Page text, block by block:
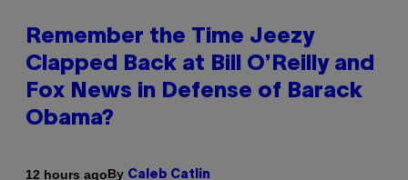
Remember the Time Jeezy
Clapped Back at Bill O’Reilly and
Fox News in Defense of Barack
Obama?
12 hours agoBy Caleb Catlin